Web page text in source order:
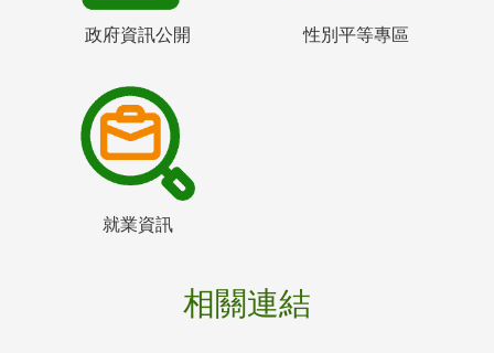
政府資訊公開 性別平等專區
就業資訊
相關連結